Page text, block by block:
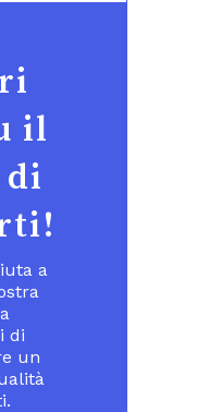
il
di
a
di
un